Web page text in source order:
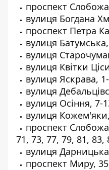
проспект
вулиця Богдана
проспект Петра
вулиця
вулиця
вулиця Квітки
вулиця Яскрава,
вулиця
вулиця Осіння, 7-
вулиця
проспект
71, 73, 77, 79, 81, 83,
вулиця
проспект Миру,